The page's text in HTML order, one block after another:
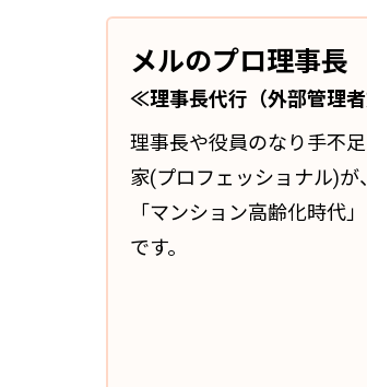
メルのプロ理事長
≪理事長代行（外部管理
理事長や役員のなり手不
家(プロフェッショナル)が
「マンション高齢化時代
です。
建物・設備維持
メルの防火管理者
無料よろづ相談
会社案内
会社概要